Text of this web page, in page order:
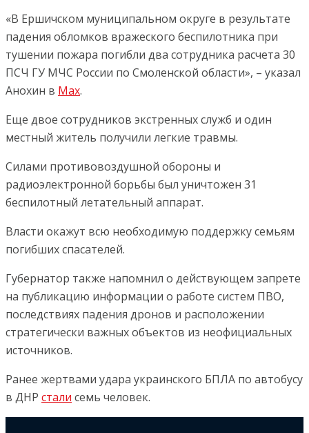
«В Ершичском муниципальном округе в результате
падения обломков вражеского беспилотника при
тушении пожара погибли два сотрудника расчета 30
ПСЧ ГУ МЧС России по Смоленской области», – указал
Анохин в Max.
Еще двое сотрудников экстренных служб и один
местный житель получили легкие травмы.
Силами противовоздушной обороны и
радиоэлектронной борьбы был уничтожен 31
беспилотный летательный аппарат.
Власти окажут всю необходимую поддержку семьям
погибших спасателей.
Губернатор также напомнил о действующем запрете
на публикацию информации о работе систем ПВО,
последствиях падения дронов и расположении
стратегически важных объектов из неофициальных
источников.
Ранее жертвами удара украинского БПЛА по автобусу
в ДНР стали семь человек.